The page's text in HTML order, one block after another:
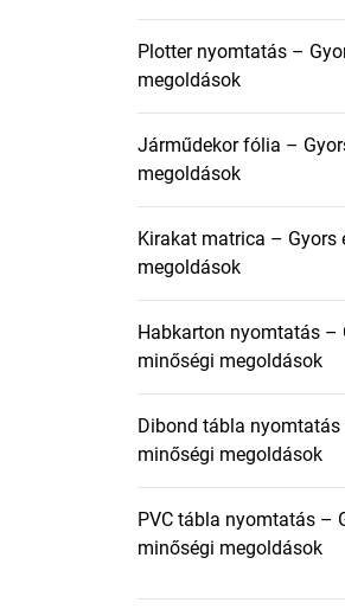
Plotter nyomtatás –
megoldások
Járműdekor fólia –
megoldások
Kirakat matrica – Gyors
megoldások
Habkarton nyomtatás –
minőségi megoldások
Dibond tábla nyomtatás
minőségi megoldások
PVC tábla nyomtatás –
minőségi megoldások